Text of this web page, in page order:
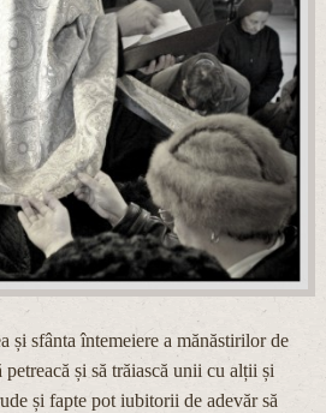
și sfânta întemeiere a mănăstirilor de
și să trăiască unii cu alții și
și fapte pot iubitorii de adevăr să